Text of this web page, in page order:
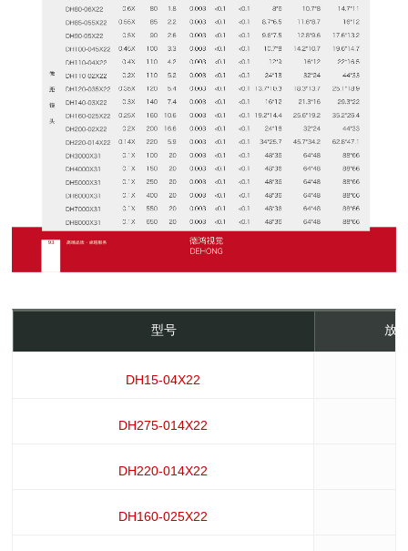
型号 放
DH15-04X22
DH275-014X22
DH220-014X22
DH160-025X22